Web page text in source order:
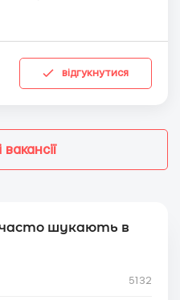
відгукнутися
вакансії
шукають в
5132